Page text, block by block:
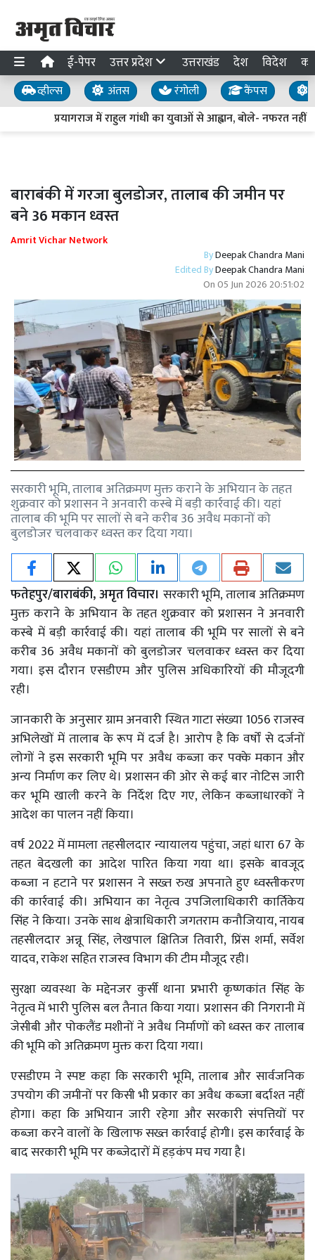
ई-पेपर उत्तर प्रदेश उत्तराखंड देश विदेश
व्हील्स अंतस रंगोली कैंपस
प्रयागराज में राहुल गांधी का युवाओं से आह्वान, बोले- नफरत नहीं
बाराबंकी में गरजा बुलडोजर, तालाब की जमीन पर
बने 36 मकान ध्वस्त
Amrit Vichar Network
ByDeepak Chandra Mani
Edited ByDeepak Chandra Mani
On05 Jun 2026 20:51:02
सरकारी भूमि, तालाब अतिक्रमण मुक्त कराने के अभियान के तहत
शुक्रवार को प्रशासन ने अनवारी कस्बे में बड़ी कार्रवाई की। यहां
तालाब की भूमि पर सालों से बने करीब 36 अवैध मकानों को
बुलडोजर चलवाकर ध्वस्त कर दिया गया।
फतेहपुर/बाराबंकी, अमृत विचार। सरकारी भूमि, तालाब अतिक्रमण
मुक्त कराने के अभियान के तहत शुक्रवार को प्रशासन ने अनवारी
कस्बे में बड़ी कार्रवाई की। यहां तालाब की भूमि पर सालों से बने
करीब 36 अवैध मकानों को बुलडोजर चलवाकर ध्वस्त कर दिया
गया। इस दौरान एसडीएम और पुलिस अधिकारियों की मौजूदगी
रही।
जानकारी के अनुसार ग्राम अनवारी स्थित गाटा संख्या 1056 राजस्व
अभिलेखों में तालाब के रूप में दर्ज है। आरोप है कि वर्षों से दर्जनों
लोगों ने इस सरकारी भूमि पर अवैध कब्जा कर पक्के मकान और
अन्य निर्माण कर लिए थे। प्रशासन की ओर से कई बार नोटिस जारी
कर भूमि खाली करने के निर्देश दिए गए, लेकिन कब्जाधारकों ने
आदेश का पालन नहीं किया।
वर्ष 2022 में मामला तहसीलदार न्यायालय पहुंचा, जहां धारा 67 के
तहत बेदखली का आदेश पारित किया गया था। इसके बावजूद
कब्जा न हटाने पर प्रशासन ने सख्त रुख अपनाते हुए ध्वस्तीकरण
की कार्रवाई की। अभियान का नेतृत्व उपजिलाधिकारी कार्तिकेय
सिंह ने किया। उनके साथ क्षेत्राधिकारी जगतराम कनौजियाय, नायब
तहसीलदार अन्नू सिंह, लेखपाल क्षितिज तिवारी, प्रिंस शर्मा, सर्वेश
यादव, राकेश सहित राजस्व विभाग की टीम मौजूद रही।
सुरक्षा व्यवस्था के मद्देनजर कुर्सी थाना प्रभारी कृष्णकांत सिंह के
नेतृत्व में भारी पुलिस बल तैनात किया गया। प्रशासन की निगरानी में
जेसीबी और पोकलैंड मशीनों ने अवैध निर्माणों को ध्वस्त कर तालाब
की भूमि को अतिक्रमण मुक्त करा दिया गया।
एसडीएम ने स्पष्ट कहा कि सरकारी भूमि, तालाब और सार्वजनिक
उपयोग की जमीनों पर किसी भी प्रकार का अवैध कब्जा बर्दाश्त नहीं
होगा। कहा कि अभियान जारी रहेगा और सरकारी संपत्तियों पर
कब्जा करने वालों के खिलाफ सख्त कार्रवाई होगी। इस कार्रवाई के
बाद सरकारी भूमि पर कब्जेदारों में हड़कंप मच गया है।